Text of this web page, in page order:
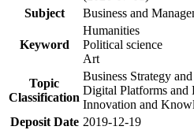
Subject
Business and
Keyword
Humanities
Political science
Art
Topic
Classification
Business Strategy
Digital Platforms and
Innovation and
Deposit Date 2019-12-19